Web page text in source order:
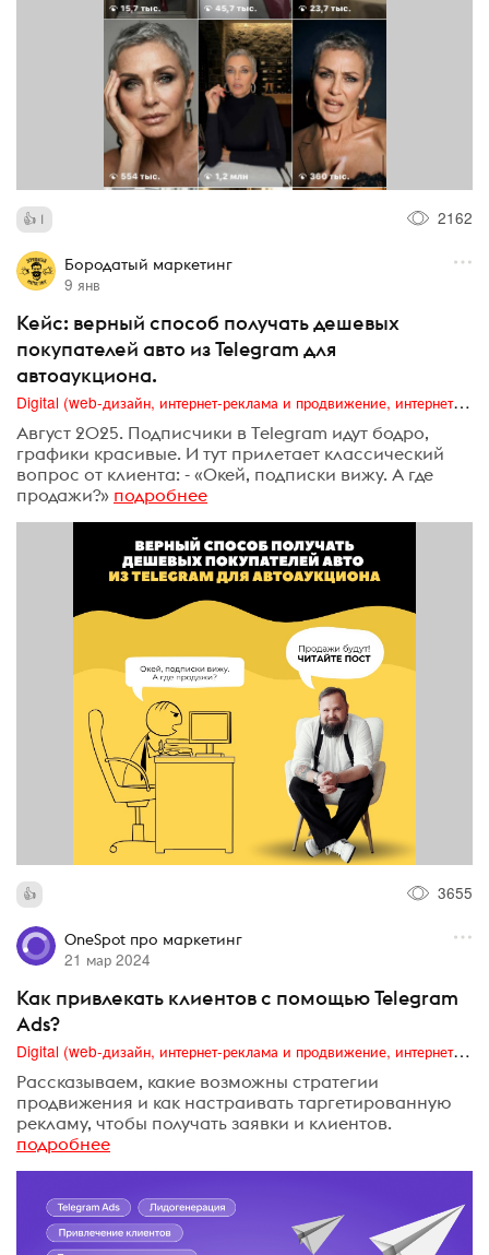
1 2162
Бородатый маркетинг
9 янв
Кейс: верный способ получать дешевых
покупателей авто из Telegram для
автоаукциона.
Digital (web-дизайн, интернет-реклама и продвижение, интернет-сообщества и блоги, интернет-коммуникации, мобильный маркетинг, реклама на цифровых экранах)
Август 2025. Подписчики в Telegram идут бодро,
графики красивые. И тут прилетает классический
вопрос от клиента: - «Окей, подписки вижу. А где
продажи?» подробнее
3655
OneSpot про маркетинг
21 мар 2024
Как привлекать клиентов с помощью Telegram
Ads?
Digital (web-дизайн, интернет-реклама и продвижение, интернет-сообщества и блоги, интернет-коммуникации, мобильный маркетинг, реклама на цифровых экранах)
Рассказываем, какие возможны стратегии
продвижения и как настраивать таргетированную
рекламу, чтобы получать заявки и клиентов.
подробнее